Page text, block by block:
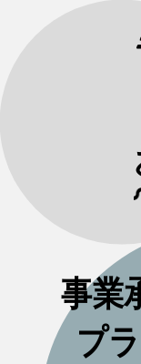
事業
プ